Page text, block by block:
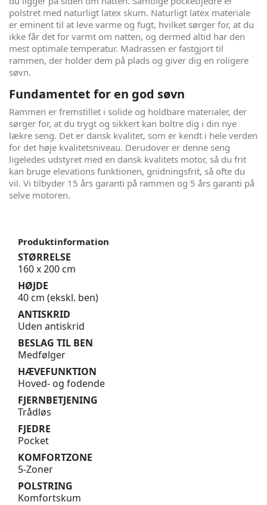
polstret med naturligt latex skum. Naturligt latex materiale
er eminent til at leve varme og fugt, hvilket sørger for, at du
ikke får det for varmt om natten, og dermed altid har den
mest optimale temperatur. Madrassen er fastgjort til
rammen, der holder dem på plads og giver dig en roligere
søvn.
Fundamentet for en god søvn
Rammen er fremstillet i solide og holdbare materialer, der
sørger for, at du trygt og sikkert kan boltre dig i din nye
lækre seng. Det er dansk kvalitet, som er kendt i hele verden
for det høje kvalitetsniveau. Derudover er denne seng
ligeledes udstyret med en dansk kvalitets motor, så du frit
kan bruge elevations funktionen, gnidningsfrit, så ofte du
vil. Vi tilbyder 15 års garanti på rammen og 5 års garanti på
selve motoren.
Produktinformation
STØRRELSE
160 x 200 cm
HØJDE
40 cm (ekskl. ben)
ANTISKRID
Uden antiskrid
BESLAG TIL BEN
Medfølger
HÆVEFUNKTION
Hoved- og fodende
FJERNBETJENING
Trådløs
FJEDRE
Pocket
KOMFORTZONE
5-Zoner
POLSTRING
Komfortskum